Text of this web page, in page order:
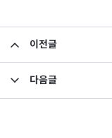
이전글
다음글